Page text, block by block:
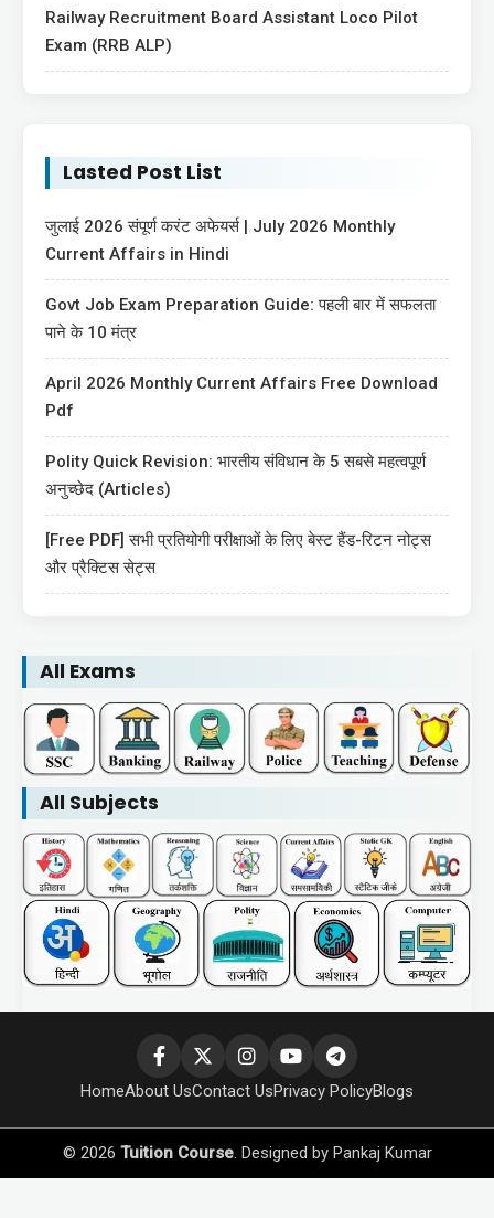
Railway Recruitment Board Assistant Loco Pilot
Exam (RRB ALP)
Lasted Post List
जुलाई 2026 संपूर्ण करंट अफेयर्स | July 2026 Monthly
Current Affairs in Hindi
Govt Job Exam Preparation Guide: पहली बार में सफलता
पाने के 10 मंत्र
April 2026 Monthly Current Affairs Free Download
Pdf
Polity Quick Revision: भारतीय संविधान के 5 सबसे महत्वपूर्ण
अनुच्छेद (Articles)
[Free PDF] सभी प्रतियोगी परीक्षाओं के लिए बेस्ट हैंड-रिटन नोट्स
और प्रैक्टिस सेट्स
All Exams
All Subjects
HomeAbout UsContact UsPrivacy PolicyBlogs
© 2026 Tuition Course. Designed by Pankaj Kumar